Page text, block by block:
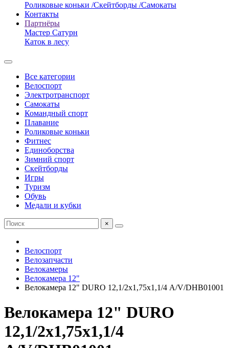
Роликовые коньки /Скейтборды /Самокаты
Контакты
Партнёры
Мастер Сатурн
Каток в лесу
Все категории
Велоспорт
Электротранспорт
Самокаты
Командный спорт
Плавание
Роликовые коньки
Фитнес
Единоборства
Зимний спорт
Скейтборды
Игры
Туризм
Обувь
Медали и кубки
×
Велоспорт
Велозапчасти
Велокамеры
Велокамера 12"
Велокамера 12" DURO 12,1/2х1,75х1,1/4 А/V/DHB01001
Велокамера 12" DURO
12,1/2х1,75х1,1/4